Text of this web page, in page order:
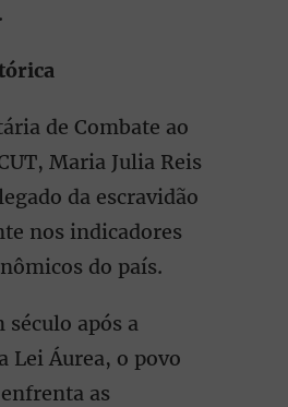
de Combate ao
Maria Julia Reis
da escravidão
nos indicadores
do país.
século após a
Lei Áurea, o povo
as